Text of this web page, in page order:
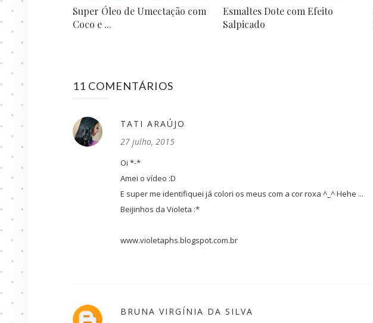
Super Óleo de Umectação com
Coco e ...
Esmaltes Dote com Efeito
Salpicado
11 COMENTÁRIOS
TATI ARAÚJO
27 julho, 2015
Oi *-*
Amei o vídeo :D
E super me identifiquei já colori os meus com a cor roxa ^_^ Hehe ...
Beijinhos da Violeta :*
www.violetaphs.blogspot.com.br
BRUNA VIRGÍNIA DA SILVA